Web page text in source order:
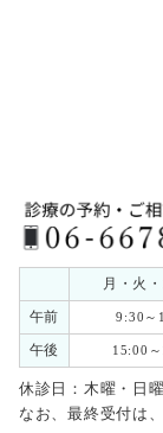
月・火
午前
9:30～
午後 15:00
休診日：木曜・日
なお、最終受付は